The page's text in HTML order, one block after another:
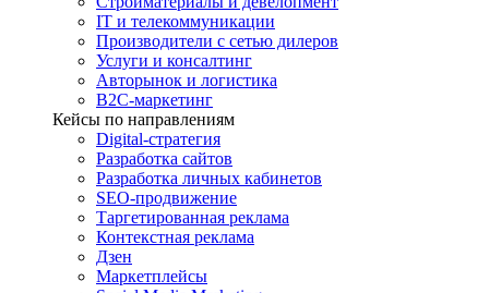
IT и телекоммуникации
Производители с сетью дилеров
Услуги и консалтинг
Авторынок и логистика
B2С-маркетинг
Кейсы по направлениям
Digital-стратегия
Разработка сайтов
Разработка личных кабинетов
SEO-продвижение
Таргетированная реклама
Контекстная реклама
Дзен
Маркетплейсы